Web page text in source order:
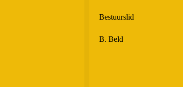
Bestuurslid
B. Beld